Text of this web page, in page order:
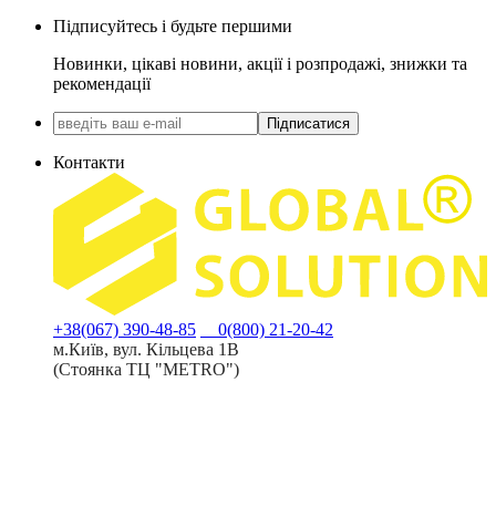
Підписуйтесь і будьте першими
Новинки, цікаві новини, акції і розпродажі, знижки та
рекомендації
Підписатися
Контакти
+38(067) 390-48-85
0(800) 21-20-42
м.Київ, вул. Кільцева 1В
(Стоянка ТЦ "METRO")